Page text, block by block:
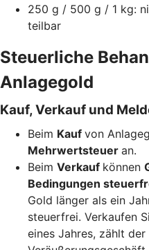
250 g / 500 g / 1 kg:
teilbar
Steuerliche
Anlagegold
Kauf, Verkauf und
Beim Kauf von
Mehrwertsteuer an.
Beim Verkauf können
Bedingungen
Gold länger als ein
steuerfrei. Verkaufen
eines Jahres, zählt